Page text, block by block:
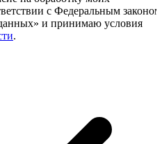
с Федеральным законом
и принимаю условия
.